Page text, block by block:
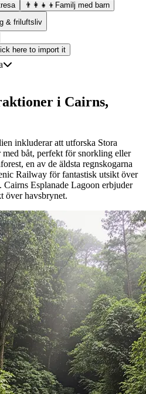
👨‍👩‍👧‍👦 Familj med barn
& friluftsliv
here to import it
i Cairns,
inkluderar att utforska Stora
med båt, perfekt för snorkling eller
en av de äldsta regnskogarna
Railway för fantastisk utsikt över
Esplanade Lagoon erbjuder
över havsbrynet.